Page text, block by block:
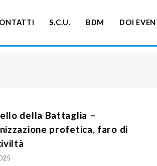
S.C.U. BDM DOI
della Battaglia –
profetica, faro di